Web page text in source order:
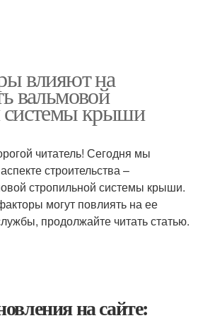
влияют на
вальмовой
системы крыши
читатель! Сегодня мы
строительства –
стропильной системы крыши.
могут повлиять на ее
продолжайте читать статью.
на сайте: